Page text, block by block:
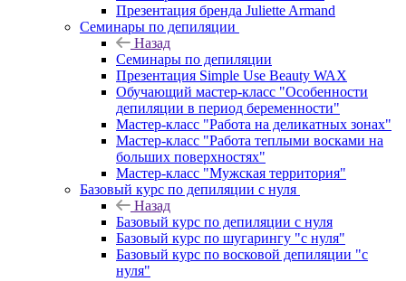
Презентация бренда Juliette Armand
Семинары по депиляции
Назад
Семинары по депиляции
Презентация Simple Use Beauty WAX
Обучающий мастер-класс "Особенности
депиляции в период беременности"
Мастер-класс "Работа на деликатных зонах"
Мастер-класс "Работа теплыми восками на
больших поверхностях"
Мастер-класс "Мужская территория"
Базовый курс по депиляции с нуля
Назад
Базовый курс по депиляции с нуля
Базовый курс по шугарингу "с нуля"
Базовый курс по восковой депиляции "с
нуля"